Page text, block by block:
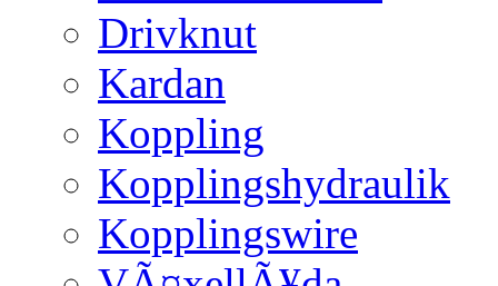
Drivknut
Kardan
Koppling
Kopplingshydraulik
Kopplingswire